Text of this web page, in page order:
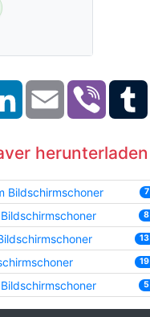
LinkedIn Email Viber
herunterladen
Bildschirmschoner 7
8
13
19
5